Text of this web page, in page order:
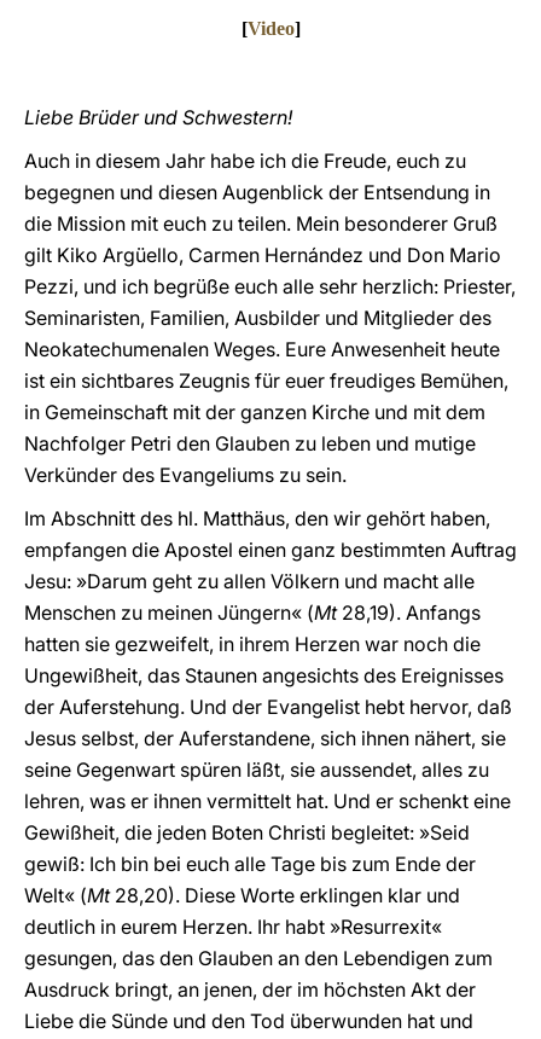
[Video]
Liebe Brüder und Schwestern!
Auch in diesem Jahr habe ich die Freude, euch zu
begegnen und diesen Augenblick der Entsendung in
die Mission mit euch zu teilen. Mein besonderer Gruß
gilt Kiko Argüello, Carmen Hernández und Don Mario
Pezzi, und ich begrüße euch alle sehr herzlich: Priester,
Seminaristen, Familien, Ausbilder und Mitglieder des
Neokatechumenalen Weges. Eure Anwesenheit heute
ist ein sichtbares Zeugnis für euer freudiges Bemühen,
in Gemeinschaft mit der ganzen Kirche und mit dem
Nachfolger Petri den Glauben zu leben und mutige
Verkünder des Evangeliums zu sein.
Im Abschnitt des hl. Matthäus, den wir gehört haben,
empfangen die Apostel einen ganz bestimmten Auftrag
Jesu: »Darum geht zu allen Völkern und macht alle
Menschen zu meinen Jüngern« (Mt 28,19). Anfangs
hatten sie gezweifelt, in ihrem Herzen war noch die
Ungewißheit, das Staunen angesichts des Ereignisses
der Auferstehung. Und der Evangelist hebt hervor, daß
Jesus selbst, der Auferstandene, sich ihnen nähert, sie
seine Gegenwart spüren läßt, sie aussendet, alles zu
lehren, was er ihnen vermittelt hat. Und er schenkt eine
Gewißheit, die jeden Boten Christi begleitet: »Seid
gewiß: Ich bin bei euch alle Tage bis zum Ende der
Welt« (Mt 28,20). Diese Worte erklingen klar und
deutlich in eurem Herzen. Ihr habt »Resurrexit«
gesungen, das den Glauben an den Lebendigen zum
Ausdruck bringt, an jenen, der im höchsten Akt der
Liebe die Sünde und den Tod überwunden hat und